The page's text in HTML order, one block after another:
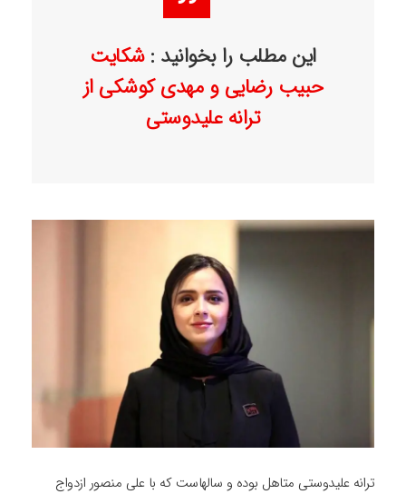
این مطلب را بخوانید :شکایت
حبیب رضایی و مهدی کوشکی از
ترانه علیدوستی
ترانه علیدوستی متاهل بوده و سالهاست که با علی منصور ازدواج